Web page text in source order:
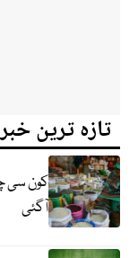
تازہ ترین
کون سی
آگئی